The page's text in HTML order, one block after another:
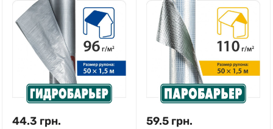
44.3 грн. 59.5 грн.